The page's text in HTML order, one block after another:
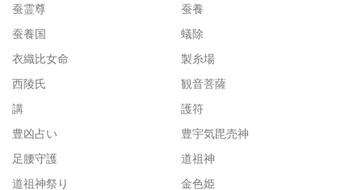
蚕霊尊
蚕養
蚕養国
蟻除
衣織比女命
製糸場
西陵氏
観音菩薩
講
護符
豊凶占い
豊宇気毘売神
足腰守護
道祖神
道祖神祭り
金色姫